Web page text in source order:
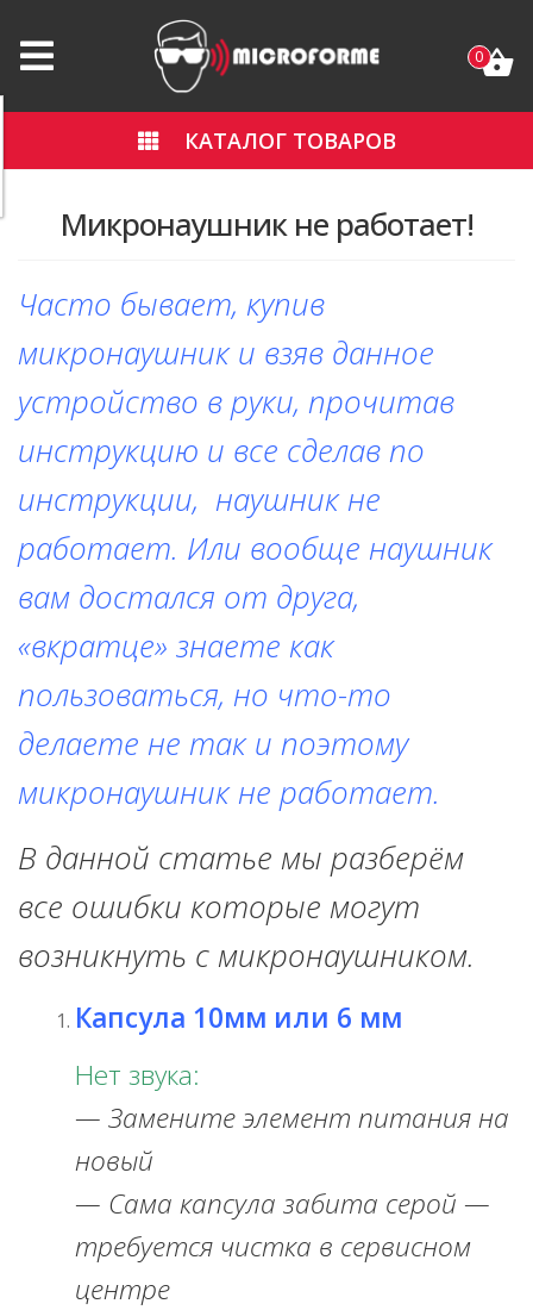
0
КАТАЛОГ ТОВАРОВ
Микронаушник не работает!
Часто бывает, купив
микронаушник и взяв данное
устройство в руки, прочитав
инструкцию и все сделав по
инструкции, наушник не
работает. Или вообще наушник
вам достался от друга,
«вкратце» знаете как
пользоваться, но что-то
делаете не так и поэтому
микронаушник не работает.
В данной статье мы разберём
все ошибки которые могут
возникнуть с микронаушником.
Капсула 10мм или 6 мм
Нет звука:
— Замените элемент питания на
новый
— Сама капсула забита серой —
требуется чистка в сервисном
центре